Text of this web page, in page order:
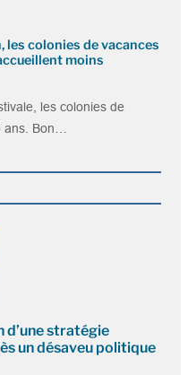
les colonies de vacances
moins
les colonies de
ans. Bon…
d’une stratégie
un désaveu politique